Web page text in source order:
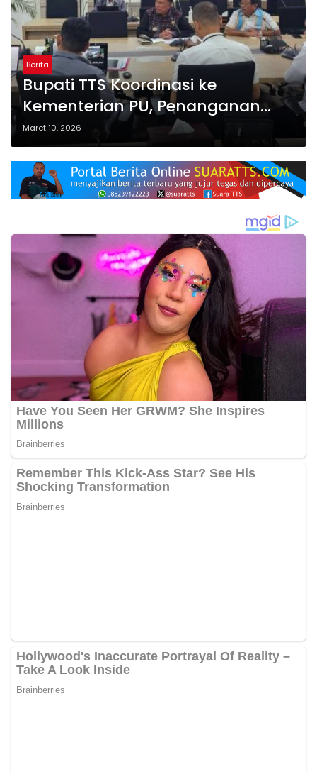
Berita
Bupati TTS Koordinasi ke
Kementerian PU, Penanganan
Banjir Linamnutu Segera
Dilaksanakan
Maret 10, 2026